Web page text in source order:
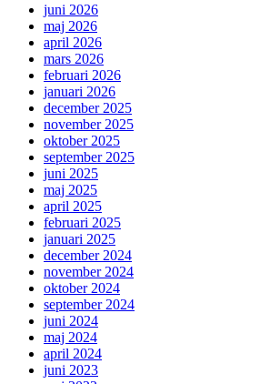
juni 2026
maj 2026
april 2026
mars 2026
februari 2026
januari 2026
december 2025
november 2025
oktober 2025
september 2025
juni 2025
maj 2025
april 2025
februari 2025
januari 2025
december 2024
november 2024
oktober 2024
september 2024
juni 2024
maj 2024
april 2024
juni 2023